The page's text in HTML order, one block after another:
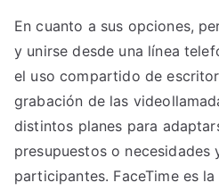
En cuanto a sus opciones,
y unirse desde una línea
el uso compartido de
grabación de las
distintos planes para
presupuestos o necesidades
participantes. FaceTime es